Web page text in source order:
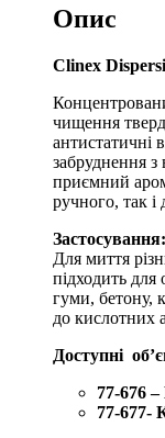
Опис
Clinex
чищення
антистатичні
забруднення
приємний
ручного, так
Застосування:
Для миття
підходить для
гуми, бетону,
до кислотних
Доступні
77-676
77-677-